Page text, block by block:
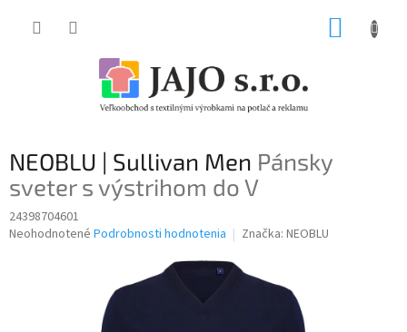
NEOBLU | Sullivan Men Pánsky
sveter s výstrihom do V
24398704601
Priemerné
Neohodnotené Podrobnosti hodnotenia Značka: NEOBLU